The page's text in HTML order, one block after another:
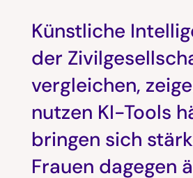
Künstliche
der
vergleichen,
nutzen KI-Tools
bringen sich
Frauen dagegen